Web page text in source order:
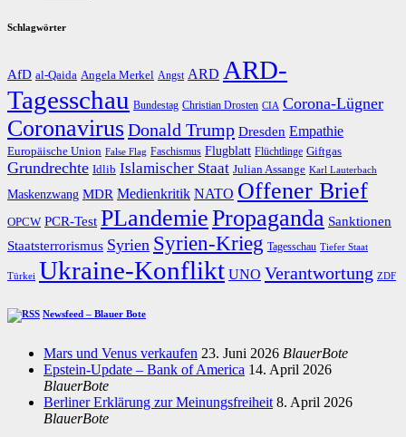
Schlagwörter
AfD al-Qaida Angela Merkel Angst ARD ARD-
Tagesschau Bundestag Christian Drosten CIA Corona-Lügner
CoronavirusDonald Trump Dresden Empathie
Europäische Union False Flag Faschismus Flugblatt Flüchtlinge Giftgas
Grundrechte Idlib Islamischer Staat Julian Assange Karl Lauterbach
Maskenzwang MDR Medienkritik NATO Offener Brief
OPCW PCR-Test PLandemiePropaganda Sanktionen
Staatsterrorismus Syrien Syrien-Krieg Tagesschau Tiefer Staat
Türkei Ukraine-Konflikt UNO Verantwortung ZDF
Newsfeed – Blauer Bote
Mars und Venus verkaufen 23. Juni 2026 BlauerBote
Epstein-Update – Bank of America 14. April 2026
BlauerBote
Berliner Erklärung zur Meinungsfreiheit 8. April 2026
BlauerBote